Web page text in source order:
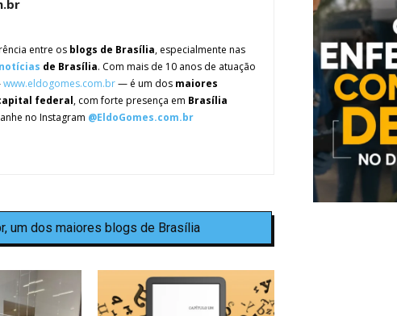
entre os blogs de Brasília, especialmente nas
notícias de Brasília. Com mais de 10 anos de atuação
www.eldogomes.com.br— é um dos maiores
federal, com forte presença em Brasília
no Instagram @EldoGomes.com.br
um dos maiores blogs de Brasília